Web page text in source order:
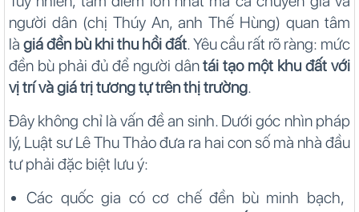
người dân (chị Thúy An, anh Thế Hùng) quan tâm
là giá đền bù khi thu hồi đất. Yêu cầu rất rõ ràng: mức
đền bù phải đủ để người dântái tạo một khu đất với
vị trí và giá trị tương tự trên thị trường.
Đây không chỉ là vấn đề an sinh. Dưới góc nhìn pháp
lý, Luật sư Lê Thu Thảo đưa ra hai con số mà nhà đầu
tư phải đặc biệt lưu ý:
Các quốc gia có cơ chế đền bù minh bạch,